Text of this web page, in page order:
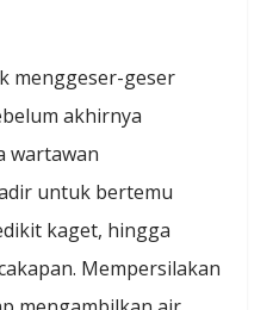
menggeser-geser
akhirnya
wartawan
untuk bertemu
kaget, hingga
Mempersilakan